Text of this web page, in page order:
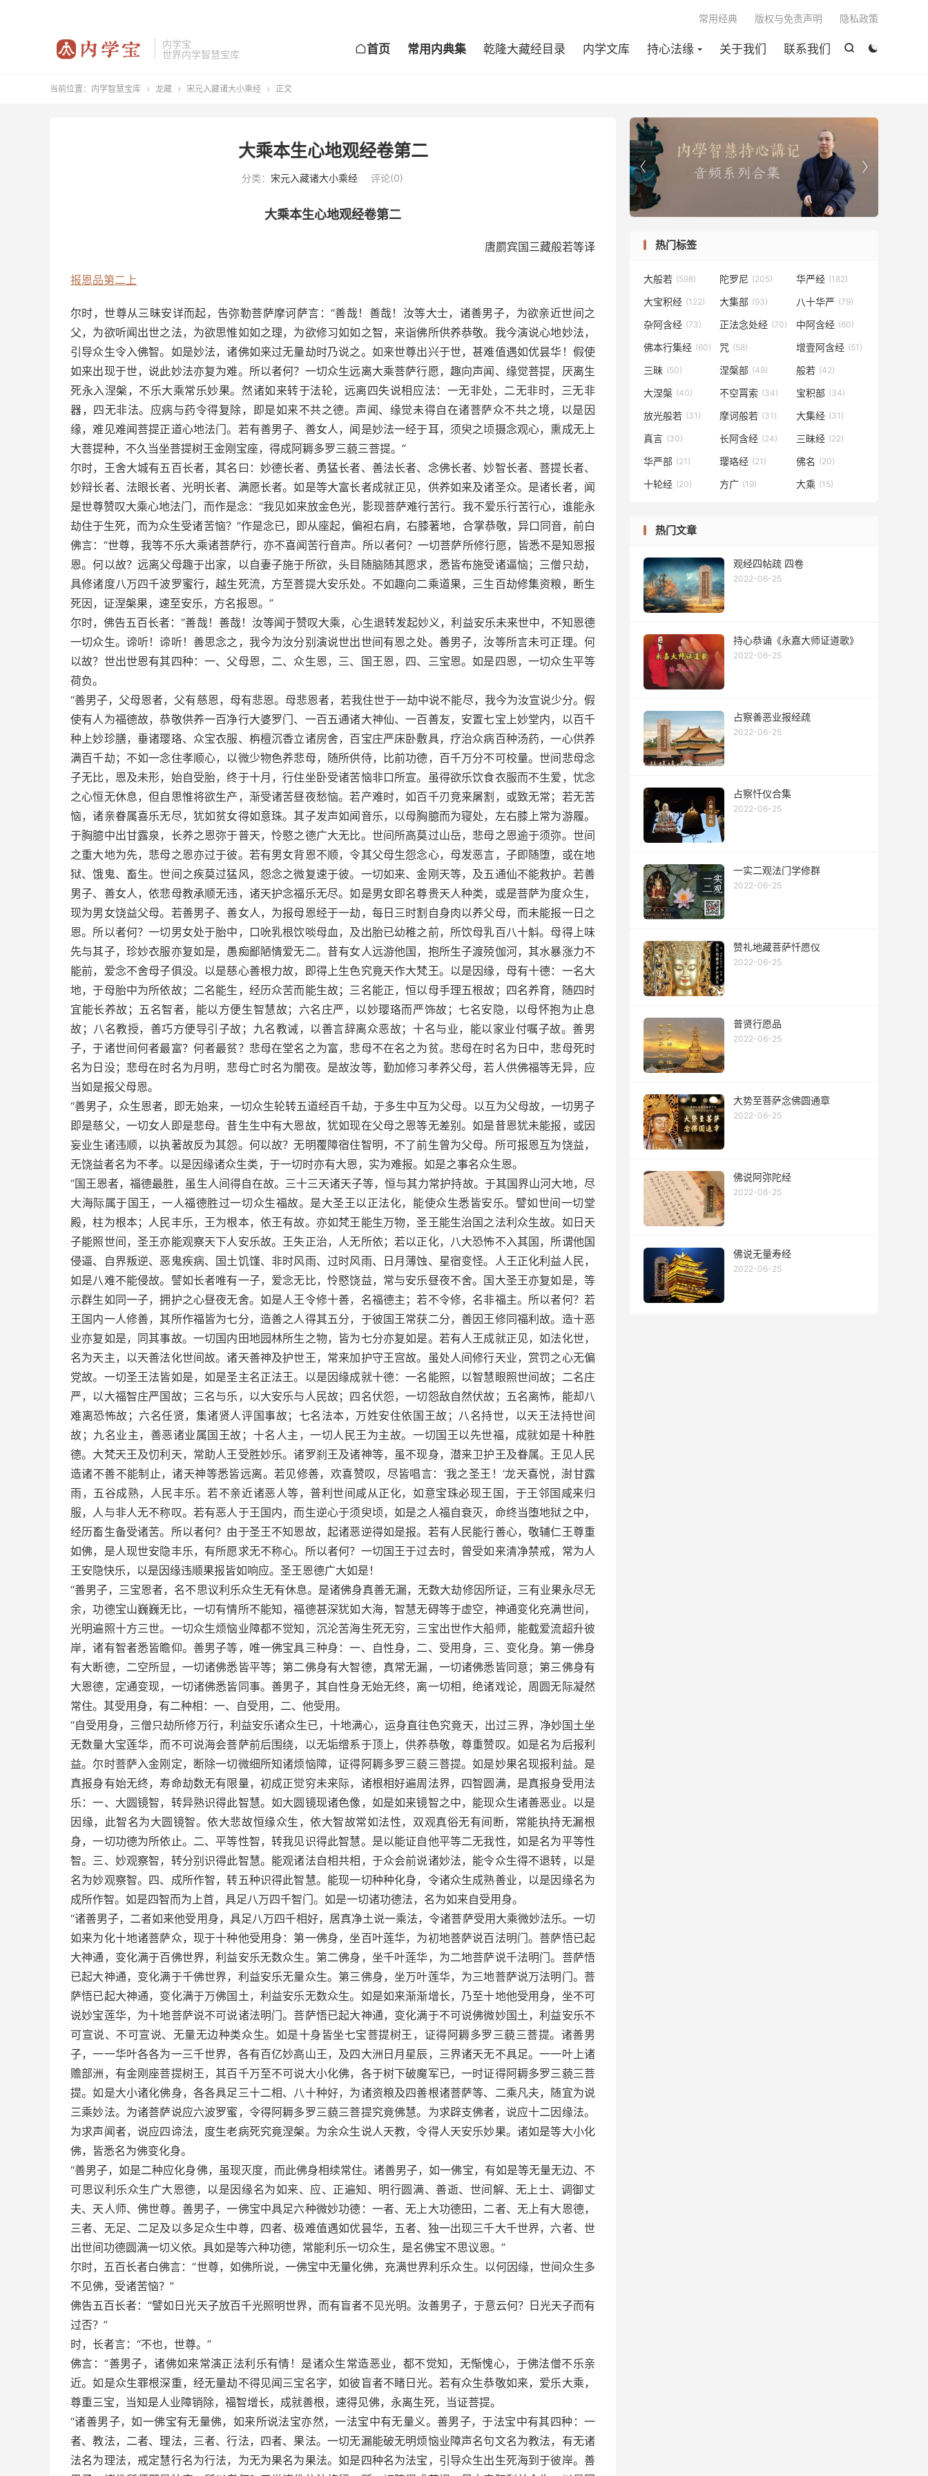
内学宝
世界内学智慧宝库


首页 常用内典集 乾隆大藏经目录 内学文库 持心法缘 关于我们 联系我们
常用经典 版权与免责声明 隐私政策
当前位置： 内学智慧宝库  龙藏  宋元入藏诸大小乘经  正文
大乘本生心地观经卷第二
分类： 宋元入藏诸大小乘经 评论(0)
大乘本生心地观经卷第二
唐罽宾国三藏般若等译
报恩品第二上
尔时，世尊从三昧安详而起，告弥勒菩萨摩诃萨言：“善哉！善哉！汝等大士，诸善男子，为欲亲近世间之
父，为欲听闻出世之法，为欲思惟如如之理，为欲修习如如之智，来诣佛所供养恭敬。我今演说心地妙法，
引导众生令入佛智。如是妙法，诸佛如来过无量劫时乃说之。如来世尊出兴于世，甚难值遇如优昙华！假使
如来出现于世，说此妙法亦复为难。所以者何？一切众生远离大乘菩萨行愿，趣向声闻、缘觉菩提，厌离生
死永入涅槃，不乐大乘常乐妙果。然诸如来转于法轮，远离四失说相应法：一无非处，二无非时，三无非
器，四无非法。应病与药令得复除，即是如来不共之德。声闻、缘觉未得自在诸菩萨众不共之境，以是因
缘，难见难闻菩提正道心地法门。若有善男子、善女人，闻是妙法一经于耳，须臾之顷摄念观心，熏成无上
大菩提种，不久当坐菩提树王金刚宝座，得成阿耨多罗三藐三菩提。”
尔时，王舍大城有五百长者，其名曰：妙德长者、勇猛长者、善法长者、念佛长者、妙智长者、菩提长者、
妙辩长者、法眼长者、光明长者、满愿长者。如是等大富长者成就正见，供养如来及诸圣众。是诸长者，闻
是世尊赞叹大乘心地法门，而作是念：“我见如来放金色光，影现菩萨难行苦行。我不爱乐行苦行心，谁能永
劫住于生死，而为众生受诸苦恼？”作是念已，即从座起，偏袒右肩，右膝著地，合掌恭敬，异口同音，前白
佛言：“世尊，我等不乐大乘诸菩萨行，亦不喜闻苦行音声。所以者何？一切菩萨所修行愿，皆悉不是知恩报
恩。何以故？远离父母趣于出家，以自妻子施于所欲，头目随脑随其愿求，悉皆布施受诸逼恼；三僧只劫，
具修诸度八万四千波罗蜜行，越生死流，方至菩提大安乐处。不如趣向二乘道果，三生百劫修集资粮，断生
死因，证涅槃果，速至安乐，方名报恩。”
尔时，佛告五百长者：“善哉！善哉！汝等闻于赞叹大乘，心生退转发起妙义，利益安乐未来世中，不知恩德
一切众生。谛听！谛听！善思念之，我今为汝分别演说世出世间有恩之处。善男子，汝等所言未可正理。何
以故？世出世恩有其四种：一、父母恩，二、众生恩，三、国王恩，四、三宝恩。如是四恩，一切众生平等
荷负。
“善男子，父母恩者，父有慈恩，母有悲恩。母悲恩者，若我住世于一劫中说不能尽，我今为汝宣说少分。假
使有人为福德故，恭敬供养一百净行大婆罗门、一百五通诸大神仙、一百善友，安置七宝上妙堂内，以百千
种上妙珍膳，垂诸璎珞、众宝衣服、栴檀沉香立诸房舍，百宝庄严床卧敷具，疗治众病百种汤药，一心供养
满百千劫；不如一念住孝顺心，以微少物色养悲母，随所供侍，比前功德，百千万分不可校量。世间悲母念
子无比，恩及未形，始自受胎，终于十月，行住坐卧受诸苦恼非口所宣。虽得欲乐饮食衣服而不生爱，忧念
之心恒无休息，但自思惟将欲生产，渐受诸苦昼夜愁恼。若产难时，如百千刃竞来屠割，或致无常；若无苦
恼，诸亲眷属喜乐无尽，犹如贫女得如意珠。其子发声如闻音乐，以母胸臆而为寝处，左右膝上常为游履。
于胸臆中出甘露泉，长养之恩弥于普天，怜愍之德广大无比。世间所高莫过山岳，悲母之恩逾于须弥。世间
之重大地为先，悲母之恩亦过于彼。若有男女背恩不顺，令其父母生怨念心，母发恶言，子即随堕，或在地
狱、饿鬼、畜生。世间之疾莫过猛风，怨念之微复速于彼。一切如来、金刚天等，及五通仙不能救护。若善
男子、善女人，依悲母教承顺无违，诸天护念福乐无尽。如是男女即名尊贵天人种类，或是菩萨为度众生，
现为男女饶益父母。若善男子、善女人，为报母恩经于一劫，每日三时割自身肉以养父母，而未能报一日之
恩。所以者何？一切男女处于胎中，口吮乳根饮啖母血，及出胎已幼稚之前，所饮母乳百八十斛。母得上味
先与其子，珍妙衣服亦复如是，愚痴鄙陋情爱无二。昔有女人远游他国，抱所生子渡殑伽河，其水暴涨力不
能前，爱念不舍母子俱没。以是慈心善根力故，即得上生色究竟天作大梵王。以是因缘，母有十德：一名大
地，于母胎中为所依故；二名能生，经历众苦而能生故；三名能正，恒以母手理五根故；四名养育，随四时
宜能长养故；五名智者，能以方便生智慧故；六名庄严，以妙璎珞而严饰故；七名安隐，以母怀抱为止息
故；八名教授，善巧方便导引子故；九名教诫，以善言辞离众恶故；十名与业，能以家业付嘱子故。善男
子，于诸世间何者最富？何者最贫？悲母在堂名之为富，悲母不在名之为贫。悲母在时名为日中，悲母死时
名为日没；悲母在时名为月明，悲母亡时名为闇夜。是故汝等，勤加修习孝养父母，若人供佛福等无异，应
当如是报父母恩。
“善男子，众生恩者，即无始来，一切众生轮转五道经百千劫，于多生中互为父母。以互为父母故，一切男子
即是慈父，一切女人即是悲母。昔生生中有大恩故，犹如现在父母之恩等无差别。如是昔恩犹未能报，或因
妄业生诸违顺，以执著故反为其怨。何以故？无明覆障宿住智明，不了前生曾为父母。所可报恩互为饶益，
无饶益者名为不孝。以是因缘诸众生类，于一切时亦有大恩，实为难报。如是之事名众生恩。
“国王恩者，福德最胜，虽生人间得自在故。三十三天诸天子等，恒与其力常护持故。于其国界山河大地，尽
大海际属于国王，一人福德胜过一切众生福故。是大圣王以正法化，能使众生悉皆安乐。譬如世间一切堂
殿，柱为根本；人民丰乐，王为根本，依王有故。亦如梵王能生万物，圣王能生治国之法利众生故。如日天
子能照世间，圣王亦能观察天下人安乐故。王失正治，人无所依；若以正化，八大恐怖不入其国，所谓他国
侵逼、自界叛逆、恶鬼疾病、国土饥馑、非时风雨、过时风雨、日月薄蚀、星宿变怪。人王正化利益人民，
如是八难不能侵故。譬如长者唯有一子，爱念无比，怜愍饶益，常与安乐昼夜不舍。国大圣王亦复如是，等
示群生如同一子，拥护之心昼夜无舍。如是人王令修十善，名福德主；若不令修，名非福主。所以者何？若
王国内一人修善，其所作福皆为七分，造善之人得其五分，于彼国王常获二分，善因王修同福利故。造十恶
业亦复如是，同其事故。一切国内田地园林所生之物，皆为七分亦复如是。若有人王成就正见，如法化世，
名为天主，以天善法化世间故。诸天善神及护世王，常来加护守王宫故。虽处人间修行天业，赏罚之心无偏
党故。一切圣王法皆如是，如是圣主名正法王。以是因缘成就十德：一名能照，以智慧眼照世间故；二名庄
严，以大福智庄严国故；三名与乐，以大安乐与人民故；四名伏怨，一切怨敌自然伏故；五名离怖，能却八
难离恐怖故；六名任贤，集诸贤人评国事故；七名法本，万姓安住依国王故；八名持世，以天王法持世间
故；九名业主，善恶诸业属国王故；十名人主，一切人民王为主故。一切国王以先世福，成就如是十种胜
德。大梵天王及忉利天，常助人王受胜妙乐。诸罗刹王及诸神等，虽不现身，潜来卫护王及眷属。王见人民
造诸不善不能制止，诸天神等悉皆远离。若见修善，欢喜赞叹，尽皆唱言：‘我之圣王！’龙天喜悦，澍甘露
雨，五谷成熟，人民丰乐。若不亲近诸恶人等，普利世间咸从正化，如意宝珠必现王国，于王邻国咸来归
服，人与非人无不称叹。若有恶人于王国内，而生逆心于须臾顷，如是之人福自衰灭，命终当堕地狱之中，
经历畜生备受诸苦。所以者何？由于圣王不知恩故，起诸恶逆得如是报。若有人民能行善心，敬辅仁王尊重
如佛，是人现世安隐丰乐，有所愿求无不称心。所以者何？一切国王于过去时，曾受如来清净禁戒，常为人
王安隐快乐，以是因缘违顺果报皆如响应。圣王恩德广大如是！
“善男子，三宝恩者，名不思议利乐众生无有休息。是诸佛身真善无漏，无数大劫修因所证，三有业果永尽无
余，功德宝山巍巍无比，一切有情所不能知，福德甚深犹如大海，智慧无碍等于虚空，神通变化充满世间，
光明遍照十方三世。一切众生烦恼业障都不觉知，沉沦苦海生死无穷，三宝出世作大船师，能截爱流超升彼
岸，诸有智者悉皆瞻仰。善男子等，唯一佛宝具三种身：一、自性身，二、受用身，三、变化身。第一佛身
有大断德，二空所显，一切诸佛悉皆平等；第二佛身有大智德，真常无漏，一切诸佛悉皆同意；第三佛身有
大恩德，定通变现，一切诸佛悉皆同事。善男子，其自性身无始无终，离一切相，绝诸戏论，周圆无际凝然
常住。其受用身，有二种相：一、自受用，二、他受用。
“自受用身，三僧只劫所修万行，利益安乐诸众生已，十地满心，运身直往色究竟天，出过三界，净妙国土坐
无数量大宝莲华，而不可说海会菩萨前后围绕，以无垢缯系于顶上，供养恭敬，尊重赞叹。如是名为后报利
益。尔时菩萨入金刚定，断除一切微细所知诸烦恼障，证得阿耨多罗三藐三菩提。如是妙果名现报利益。是
真报身有始无终，寿命劫数无有限量，初成正觉穷未来际，诸根相好遍周法界，四智圆满，是真报身受用法
乐：一、大圆镜智，转异熟识得此智慧。如大圆镜现诸色像，如是如来镜智之中，能现众生诸善恶业。以是
因缘，此智名为大圆镜智。依大悲故恒缘众生，依大智故常如法性，双观真俗无有间断，常能执持无漏根
身，一切功德为所依止。二、平等性智，转我见识得此智慧。是以能证自他平等二无我性，如是名为平等性
智。三、妙观察智，转分别识得此智慧。能观诸法自相共相，于众会前说诸妙法，能令众生得不退转，以是
名为妙观察智。四、成所作智，转五种识得此智慧。能现一切种种化身，令诸众生成熟善业，以是因缘名为
成所作智。如是四智而为上首，具足八万四千智门。如是一切诸功德法，名为如来自受用身。
“诸善男子，二者如来他受用身，具足八万四千相好，居真净土说一乘法，令诸菩萨受用大乘微妙法乐。一切
如来为化十地诸菩萨众，现于十种他受用身：第一佛身，坐百叶莲华，为初地菩萨说百法明门。菩萨悟已起
大神通，变化满于百佛世界，利益安乐无数众生。第二佛身，坐千叶莲华，为二地菩萨说千法明门。菩萨悟
已起大神通，变化满于千佛世界，利益安乐无量众生。第三佛身，坐万叶莲华，为三地菩萨说万法明门。菩
萨悟已起大神通，变化满于万佛国土，利益安乐无数众生。如是如来渐渐增长，乃至十地他受用身，坐不可
说妙宝莲华，为十地菩萨说不可说诸法明门。菩萨悟已起大神通，变化满于不可说佛微妙国土，利益安乐不
可宣说、不可宣说、无量无边种类众生。如是十身皆坐七宝菩提树王，证得阿耨多罗三藐三菩提。诸善男
子，一一华叶各各为一三千世界，各有百亿妙高山王，及四大洲日月星辰，三界诸天无不具足。一一叶上诸
赡部洲，有金刚座菩提树王，其百千万至不可说大小化佛，各于树下破魔军已，一时证得阿耨多罗三藐三菩
提。如是大小诸化佛身，各各具足三十二相、八十种好，为诸资粮及四善根诸菩萨等、二乘凡夫，随宜为说
三乘妙法。为诸菩萨说应六波罗蜜，令得阿耨多罗三藐三菩提究竟佛慧。为求辟支佛者，说应十二因缘法。
为求声闻者，说应四谛法，度生老病死究竟涅槃。为余众生说人天教，令得人天安乐妙果。诸如是等大小化
佛，皆悉名为佛变化身。
“善男子，如是二种应化身佛，虽现灭度，而此佛身相续常住。诸善男子，如一佛宝，有如是等无量无边、不
可思议利乐众生广大恩德，以是因缘名为如来、应、正遍知、明行圆满、善逝、世间解、无上士、调御丈
夫、天人师、佛世尊。善男子，一佛宝中具足六种微妙功德：一者、无上大功德田，二者、无上有大恩德，
三者、无足、二足及以多足众生中尊，四者、极难值遇如优昙华，五者、独一出现三千大千世界，六者、世
出世间功德圆满一切义依。具如是等六种功德，常能利乐一切众生，是名佛宝不思议恩。”
尔时，五百长者白佛言：“世尊，如佛所说，一佛宝中无量化佛，充满世界利乐众生。以何因缘，世间众生多
不见佛，受诸苦恼？”
佛告五百长者：“譬如日光天子放百千光照明世界，而有盲者不见光明。汝善男子，于意云何？日光天子而有
过否？”
时，长者言：“不也，世尊。”
佛言：“善男子，诸佛如来常演正法利乐有情！是诸众生常造恶业，都不觉知，无惭愧心，于佛法僧不乐亲
近。如是众生罪根深重，经无量劫不得见闻三宝名字，如彼盲者不睹日光。若有众生恭敬如来，爱乐大乘，
尊重三宝，当知是人业障销除，福智增长，成就善根，速得见佛，永离生死，当证菩提。
“诸善男子，如一佛宝有无量佛，如来所说法宝亦然，一法宝中有无量义。善男子，于法宝中有其四种：一
者、教法，二者、理法，三者、行法，四者、果法。一切无漏能破无明烦恼业障声名句文名为教法，有无诸
法名为理法，戒定慧行名为行法，为无为果名为果法。如是四种名为法宝，引导众生出生死海到于彼岸。善


热门标签
大般若 (598) 陀罗尼 (205) 华严经 (182)
大宝积经 (122) 大集部 (93) 八十华严 (79)
杂阿含经 (73) 正法念处经 (70) 中阿含经 (60)
佛本行集经 (60) 咒 (58) 增壹阿含经 (51)
三昧 (50) 涅槃部 (49) 般若 (42)
大涅槃 (40) 不空罥索 (34) 宝积部 (34)
放光般若 (31) 摩诃般若 (31) 大集经 (31)
真言 (30) 长阿含经 (24) 三昧经 (22)
华严部 (21) 璎珞经 (21) 佛名 (20)
十轮经 (20) 方广 (19) 大乘 (15)
热门文章
观经四帖疏 四卷
2022-06-25
持心恭诵《永嘉大师证道歌》
2022-06-25
占察善恶业报经疏
2022-06-25
占察忏仪合集
2022-06-25
一实二观法门学修群
2022-06-25
赞礼地藏菩萨忏愿仪
2022-06-25
普贤行愿品
2022-06-25
大势至菩萨念佛圆通章
2022-06-25
佛说阿弥陀经
2022-06-25
佛说无量寿经
2022-06-25